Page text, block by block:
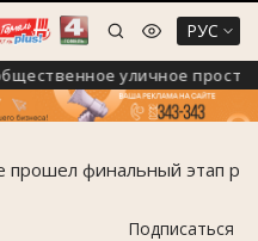
РУС
уличное
прошел финальный этап
Подписаться